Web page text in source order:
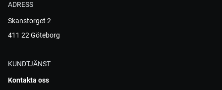
ADRESS
Skanstorget 2
411 22 Göteborg
KUNDTJÄNST
Kontakta oss